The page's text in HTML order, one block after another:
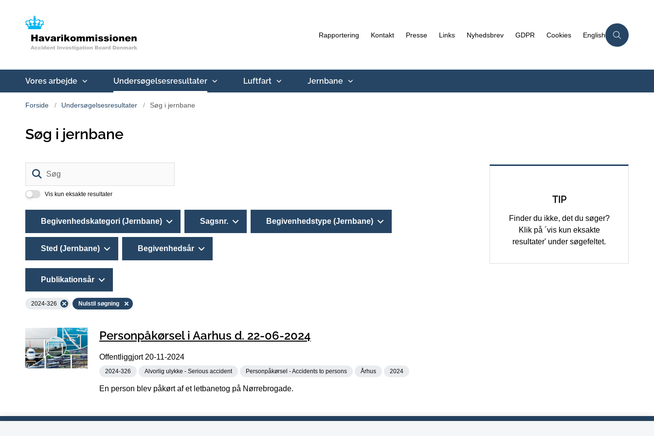
Rapportering Kontakt Presse Links Nyhedsbrev GDPR Cookies English
Vores arbejde Undersøgelsesresultater Luftfart Jernbane
Forside Undersøgelsesresultater Søg i jernbane
Søg i jernbane
Vis kun eksakte resultater
Begivenhedskategori (Jernbane) Sagsnr. Begivenhedstype (Jernbane)
Sted (Jernbane) Begivenhedsår
Publikationsår
2024-326 Nulstil søgning
Personpåkørsel i Aarhus d. 22-06-2024
Offentliggjort 20-11-2024
2024-326 Alvorlig ulykke - Serious accident Personpåkørsel - Accidents to persons Århus 2024
En person blev påkørt af et letbanetog på Nørrebrogade.
TIP
Finder du ikke, det du søger?
Klik på ´vis kun eksakte
resultater' under søgefeltet.